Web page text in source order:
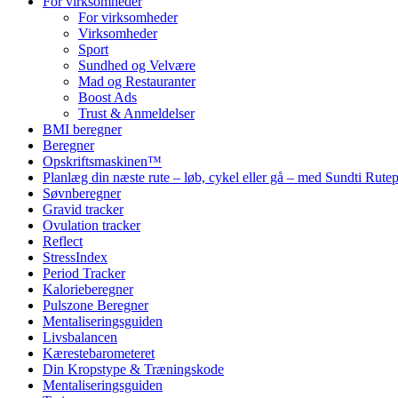
For virksomheder
Virksomheder
Sport
Sundhed og Velvære
Mad og Restauranter
Boost Ads
Trust & Anmeldelser
BMI beregner
Beregner
Opskriftsmaskinen™
Planlæg din næste rute – løb, cykel eller gå – med Sundti
Søvnberegner
Gravid tracker
Ovulation tracker
Reflect
StressIndex
Period Tracker
Kalorieberegner
Pulszone Beregner
Mentaliseringsguiden
Livsbalancen
Kærestebarometeret
Din Kropstype & Træningskode
Mentaliseringsguiden